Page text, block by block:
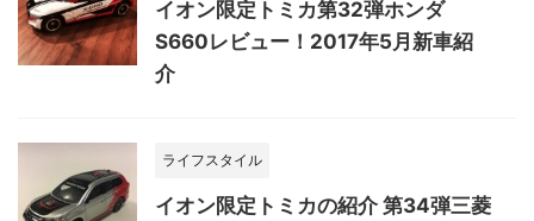
イオン限定トミカ第32弾ホンダ
S660レビュー！2017年5月新車紹
介
ライフスタイル
イオン限定トミカの紹介 第34弾三菱